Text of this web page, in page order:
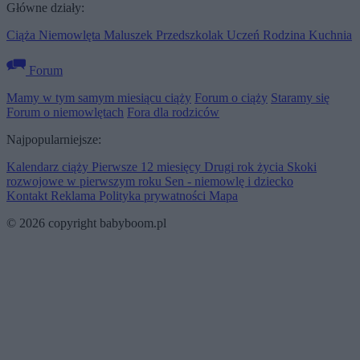
Główne działy:
Ciąża Niemowlęta Maluszek Przedszkolak Uczeń Rodzina Kuchnia
Forum
Mamy w tym samym miesiącu ciąży Forum o ciąży Staramy się
Forum o niemowlętach Fora dla rodziców
Najpopularniejsze:
Kalendarz ciąży Pierwsze 12 miesięcy Drugi rok życia Skoki
rozwojowe w pierwszym roku Sen - niemowlę i dziecko
Kontakt Reklama Polityka prywatności Mapa
© 2026 copyright babyboom.pl